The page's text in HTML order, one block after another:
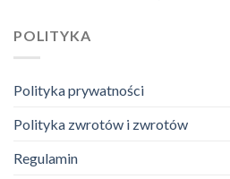
POLITYKA
Polityka prywatności
Polityka zwrotów i zwrotów
Regulamin